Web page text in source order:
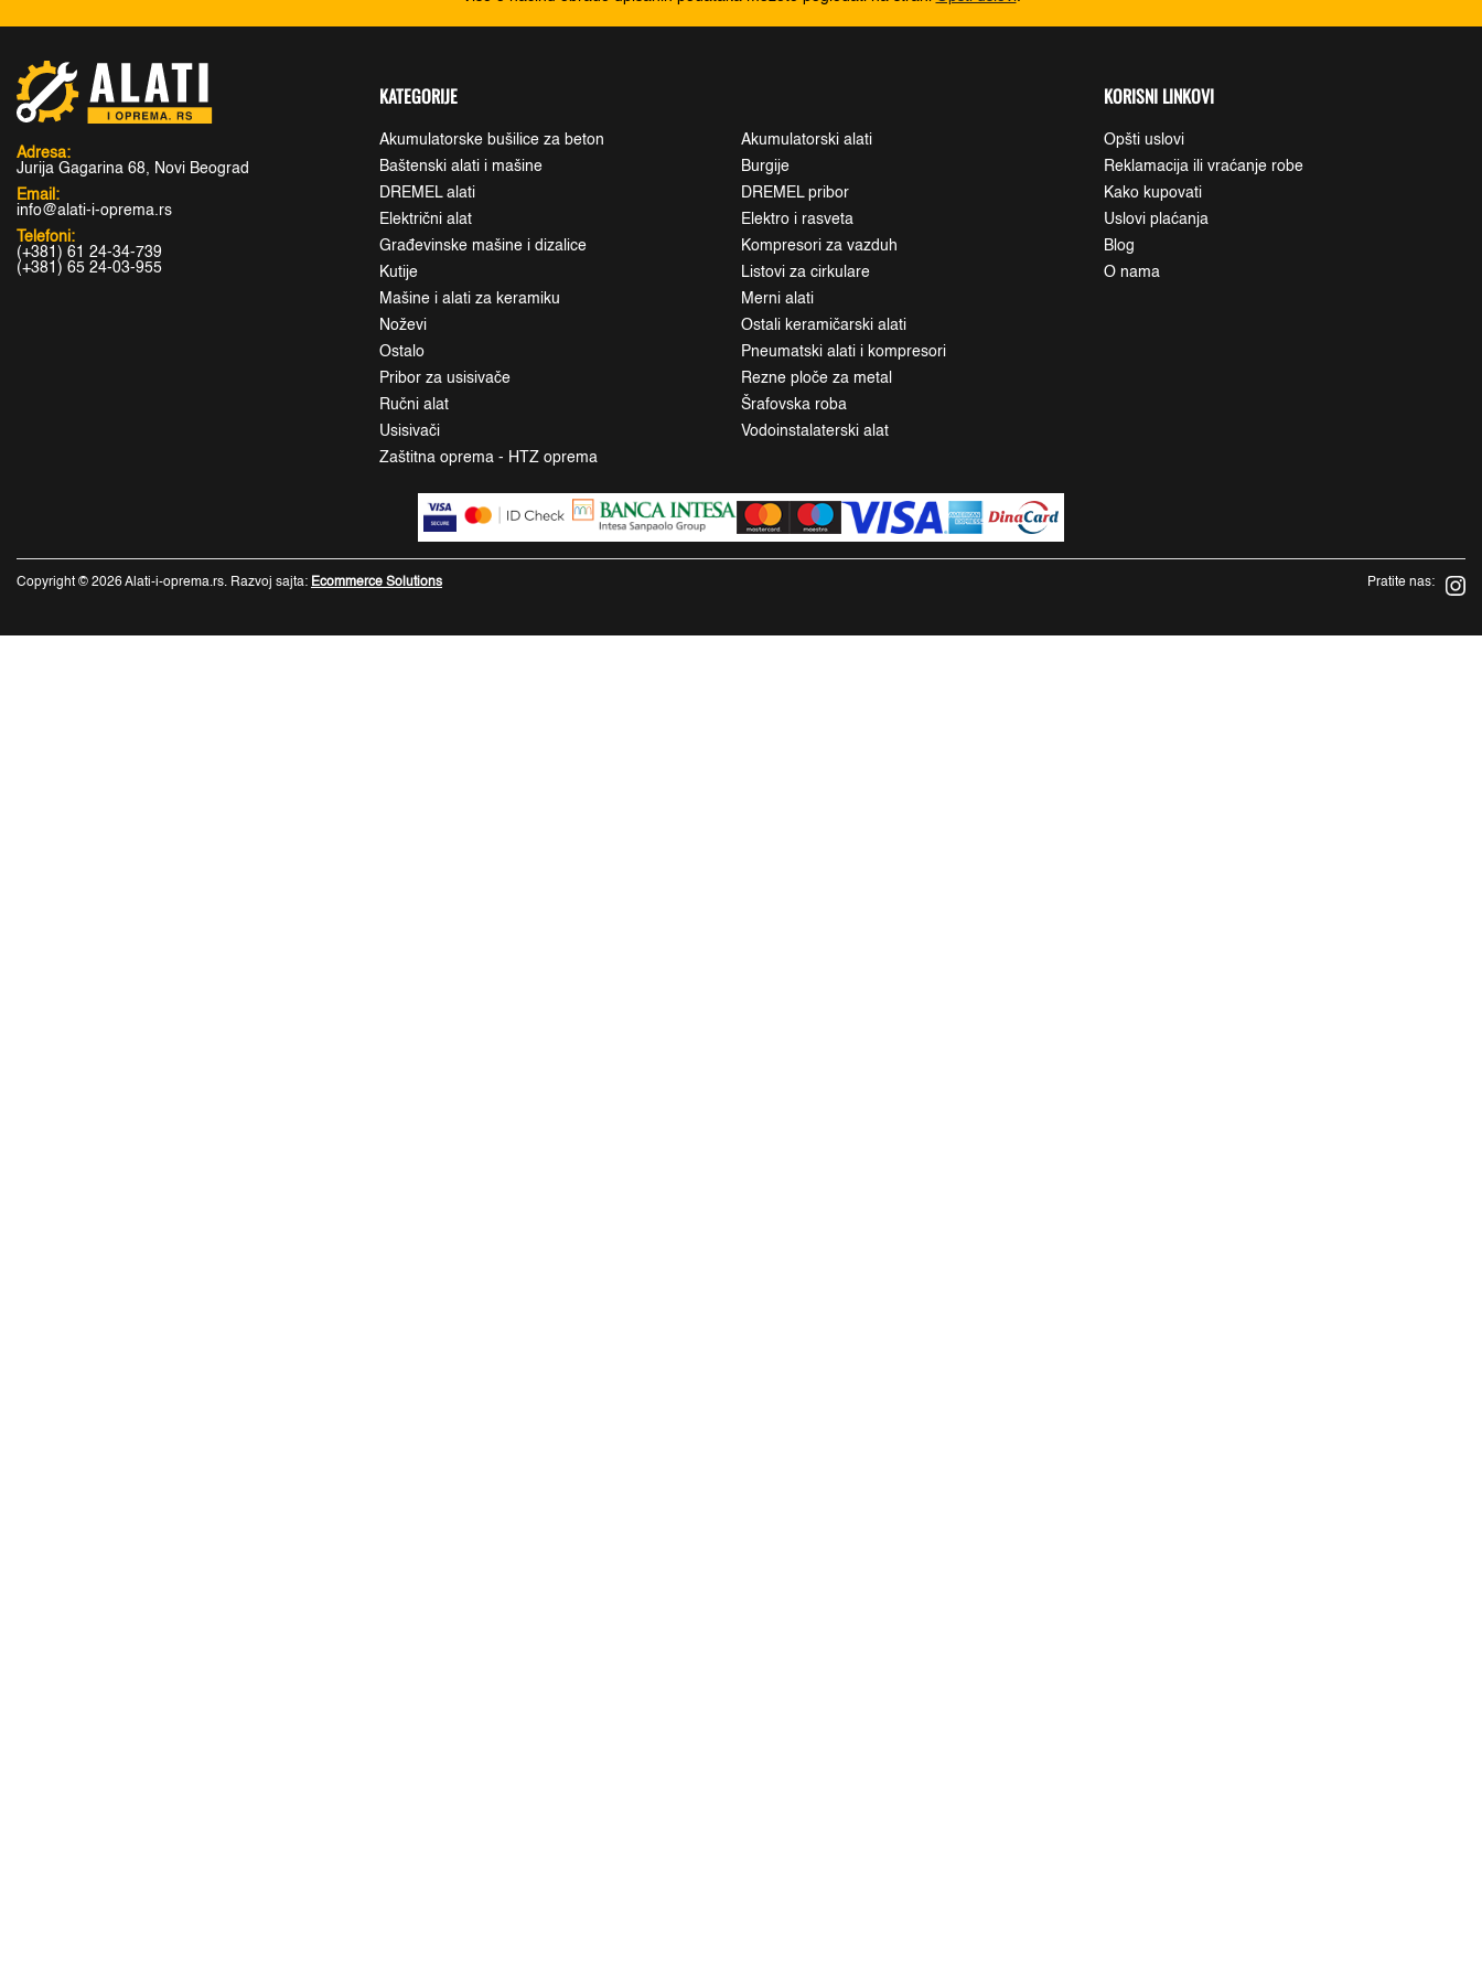
Adresa:
Jurija Gagarina 68, Novi Beograd
Email:
info@alati-i-oprema.rs
Telefoni:
(+381) 61 24-34-739
(+381) 65 24-03-955
KATEGORIJE
Akumulatorske bušilice za beton
Akumulatorski alati
Baštenski alati i mašine
Burgije
DREMEL alati
DREMEL pribor
Električni alat
Elektro i rasveta
Građevinske mašine i dizalice
Kompresori za vazduh
Kutije
Listovi za cirkulare
Mašine i alati za keramiku
Merni alati
Noževi
Ostali keramičarski alati
Ostalo
Pneumatski alati i kompresori
Pribor za usisivače
Rezne ploče za metal
Ručni alat
Šrafovska roba
Usisivači
Vodoinstalaterski alat
Zaštitna oprema - HTZ oprema
KORISNI LINKOVI
Opšti uslovi
Reklamacija ili vraćanje robe
Kako kupovati
Uslovi plaćanja
Blog
O nama
Copyright © 2026 Alati-i-oprema.rs. Razvoj sajta: Ecommerce Solutions Pratite nas: